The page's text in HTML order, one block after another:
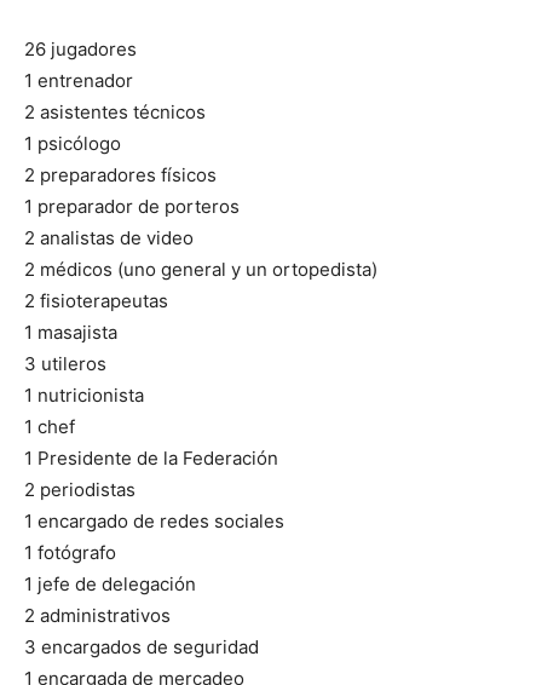
26 jugadores
1 entrenador
2 asistentes técnicos
1 psicólogo
2 preparadores físicos
1 preparador de porteros
2 analistas de video
2 médicos (uno general y un ortopedista)
2 fisioterapeutas
1 masajista
3 utileros
1 nutricionista
1 chef
1 Presidente de la Federación
2 periodistas
1 encargado de redes sociales
1 fotógrafo
1 jefe de delegación
2 administrativos
3 encargados de seguridad
1 encargada de mercadeo